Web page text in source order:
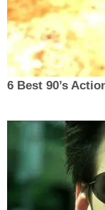
6 Best 90’s